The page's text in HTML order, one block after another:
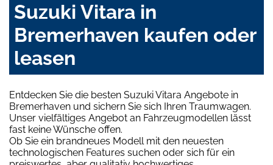
Suzuki Vitara in
Bremerhaven kaufen oder
leasen
Entdecken Sie die besten Suzuki Vitara Angebote in
Bremerhaven und sichern Sie sich Ihren Traumwagen.
Unser vielfältiges Angebot an Fahrzeugmodellen lässt
fast keine Wünsche offen.
Ob Sie ein brandneues Modell mit den neuesten
technologischen Features suchen oder sich für ein